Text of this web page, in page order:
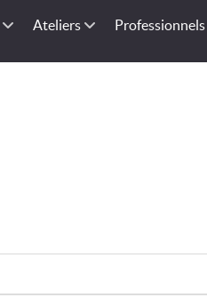
Ateliers Professionnels